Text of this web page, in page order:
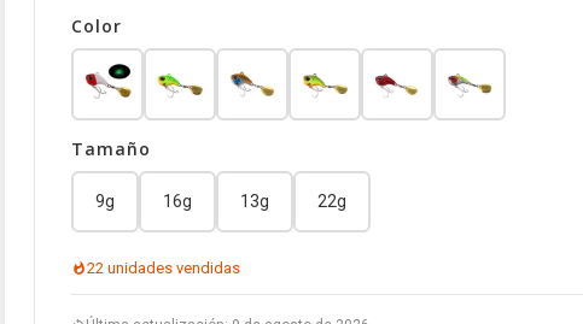
Color
Tamaño
9g 16g 13g 22g
22 unidades vendidas